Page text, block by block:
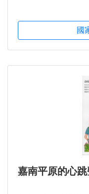
國
嘉南平原的心